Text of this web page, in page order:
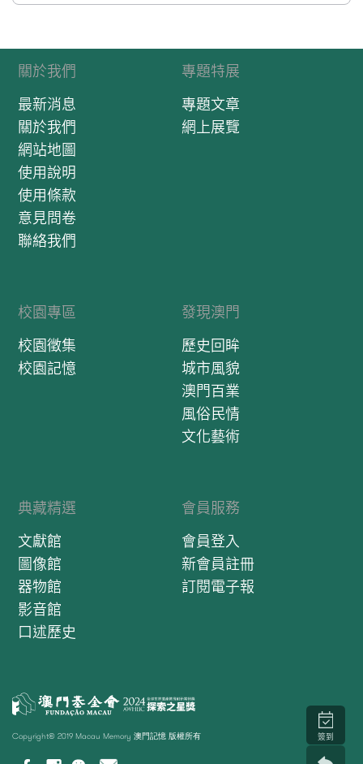
關於我們
最新消息
關於我們
網站地圖
使用說明
使用條款
意見問卷
聯絡我們
專題特展
專題文章
網上展覽
校園專區
校園徵集
校園記憶
發現澳門
歷史回眸
城市風貌
澳門百業
風俗民情
文化藝術
典藏精選
文獻館
圖像館
器物館
影音館
口述歷史
會員服務
會員登入
新會員註冊
訂閱電子報
Copyright© 2019 Macau Memory 澳門記憶 版權所有 簽到